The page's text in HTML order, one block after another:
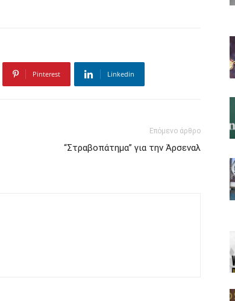
Pinterest Linkedin
Επόμενο άρθρο
“Στραβοπάτημα” για την Άρσεναλ